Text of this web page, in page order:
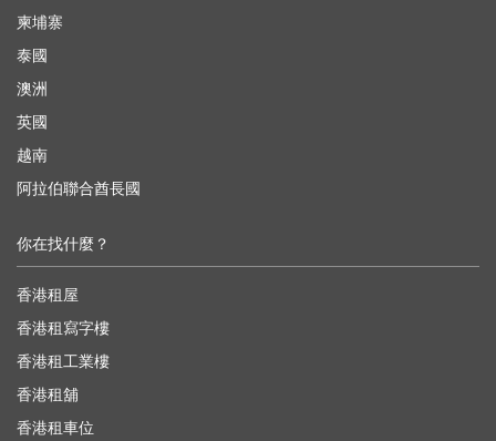
柬埔寨
泰國
澳洲
英國
越南
阿拉伯聯合酋長國
你在找什麼？
香港租屋
香港租寫字樓
香港租工業樓
香港租舖
香港租車位